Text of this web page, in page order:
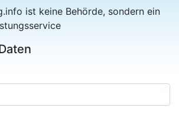
ist keine Behörde, sondern ein